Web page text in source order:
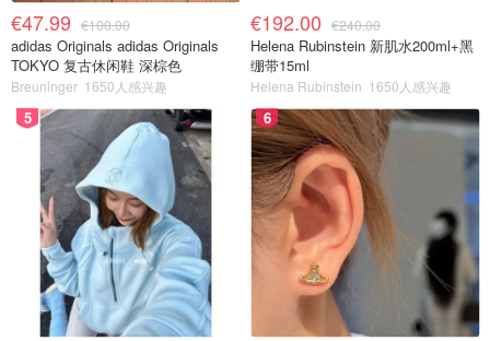
€47.99 €100.00
adidas Originals adidas Originals
TOKYO 复古休闲鞋 深棕色
Breuninger 1650人感兴趣
€192.00 €240.00
Helena Rubinstein 新肌水200ml+黑
绷带15ml
Helena Rubinstein 1650人感兴趣
5 6